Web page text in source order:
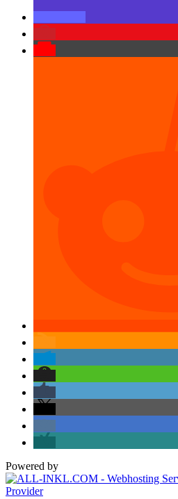
Powered by